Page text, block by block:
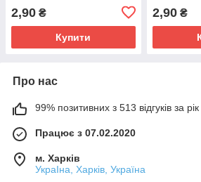
2,90 ₴
Купити
2,90₴
Про нас
99% позитивних з 513 відгуків за рік
Працює з 07.02.2020
м. Харків
УкраІна, Харків, Україна